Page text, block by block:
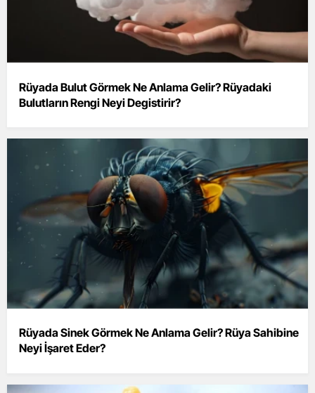
Rüyada Bulut Görmek Ne Anlama Gelir? Rüyadaki
Bulutların Rengi Neyi Degistirir?
Rüyada Sinek Görmek Ne Anlama Gelir? Rüya Sahibine
Neyi İşaret Eder?